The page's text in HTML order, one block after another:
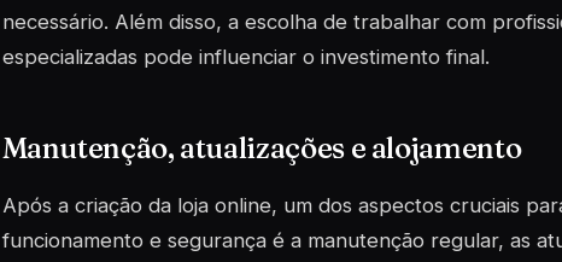
necessário. Além disso, a escolha de trabalhar com
especializadas pode influenciar o investimento final.
Manutenção, atualizações e alojamento
Após a criação da loja online, um dos aspectos cruciais
funcionamento e segurança é a manutenção regular, as